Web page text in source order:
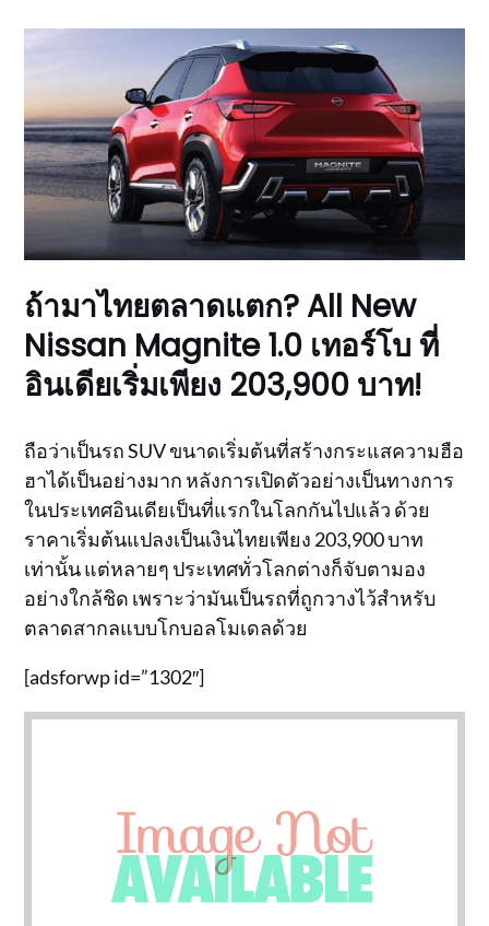
ถ้ามาไทยตลาดแตก? All New
Nissan Magnite 1.0 เทอร์โบ ที่
อินเดียเริ่มเพียง 203,900 บาท!
ถือว่าเป็นรถ SUV ขนาดเริ่มต้นที่สร้างกระแสความฮือ
ฮาได้เป็นอย่างมาก หลังการเปิดตัวอย่างเป็นทางการ
ในประเทศอินเดียเป็นที่แรกในโลกกันไปแล้ว ด้วย
ราคาเริ่มต้นแปลงเป็นเงินไทยเพียง 203,900 บาท
เท่านั้น แต่หลายๆ ประเทศทั่วโลกต่างก็จับตามอง
อย่างใกล้ชิด เพราะว่ามันเป็นรถที่ถูกวางไว้สำหรับ
ตลาดสากลแบบโกบอลโมเดลด้วย
[adsforwp id=”1302″]